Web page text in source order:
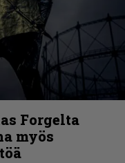
Forgelta
myös